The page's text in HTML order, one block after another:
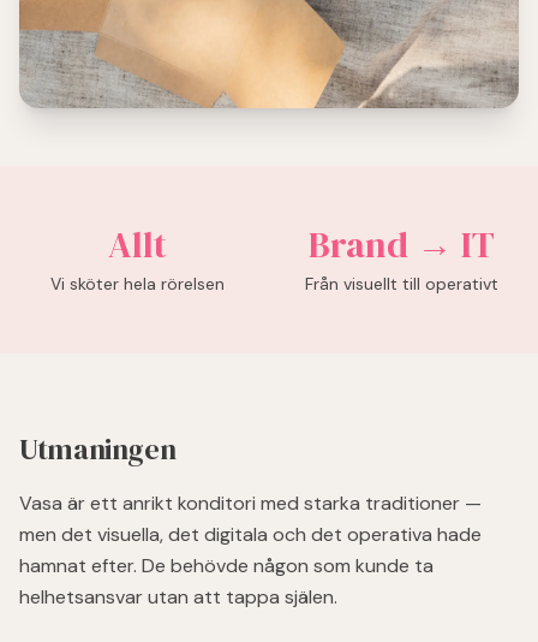
Allt
Vi sköter hela rörelsen
Brand → IT
Från visuellt till operativt
Utmaningen
Vasa är ett anrikt konditori med starka traditioner —
men det visuella, det digitala och det operativa hade
hamnat efter. De behövde någon som kunde ta
helhetsansvar utan att tappa själen.